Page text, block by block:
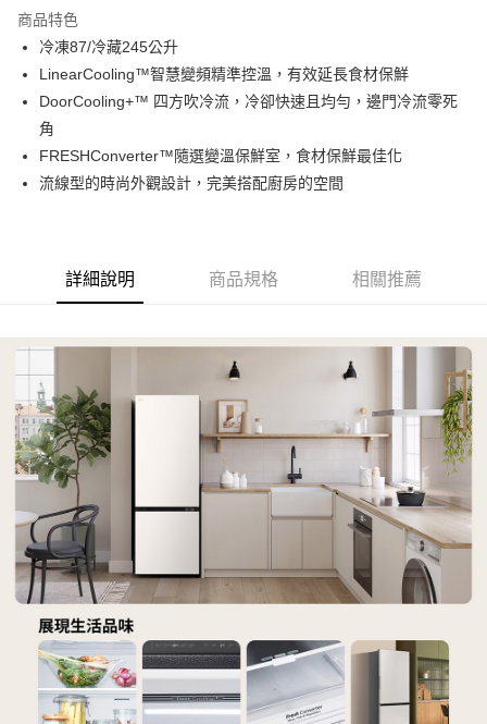
合作金庫商業銀行
華南商業銀行
上海商業儲蓄銀行
台北富邦商業銀行
國泰世華商業銀行
兆豐國際商業銀行
臺灣中小企業銀行
華泰商業銀行
遠東國際商業銀行
元大商業銀行
永豐商業銀行
6 期 0 利率 每期
彰化商業銀行
上海商業儲蓄銀行
台北富邦商業銀行
國泰世華商業銀行
臺灣中小企業銀行
台中商業銀行
匯豐（台灣）商業銀行
華泰商業銀行
台新國際商業銀行
中國信託商業銀行
台灣樂天信用卡公司
LINE Pay
Apple Pay
悠遊付
Google Pay
AFTEE先享後付
AFTEE先享後付是「在收到商品之後才付款」的支付方式。 讓您購物簡單
１．簡單：不需註冊會員、不需綁卡、不需儲值。
２．便利：只要手機號碼，簡訊認證，即可結帳。
３．安心：先確認商品／服務後，再付款。
【「AFTEE先享後付」結帳流程】
１．於結帳方式選擇「AFTEE先享後付」後，將跳轉至「AFTEE先享後付」
結帳頁面，進行簡訊認證並確認金額後，即可完成結帳。
２．訂單成立數日內，您將收到繳費通知簡訊。
３．收到繳費通知簡訊後14天內，點擊此簡訊中的連結，可透過四大超商／
ATM／網路銀行／等多元方式進行付款，方視為交易完成。
※ 請注意：結帳手續完成當下不需立刻繳費，但若您需要取消訂單，請聯絡
購買商品的店家。未經商家同意取消之訂單仍視為有效，需透過AFTEE先享
後付繳納相關費用。
※ 交易是否成功請以「AFTEE先享後付 」之結帳頁面顯示為準，若有關於
是否繳費成功／繳費後需取消欲退款等相關疑問，請聯繫「AFTEE先享後付
客戶支援中心」https://netprotections.freshdesk.com/support/home
【注意事項】
ATM付款
運送方式
宅配
每筆NT$100，滿NT$490(含以上)免運費
每筆NT$200
商品特色
冷凍87/冷藏245公升
LinearCooling™智慧變頻精準控溫，有效延長食材保鮮
DoorCooling+™ 四方吹冷流，冷卻快速且均勻，邊門冷流零死
角
FRESHConverter™隨選變溫保鮮室，食材保鮮最佳化
流線型的時尚外觀設計，完美搭配廚房的空間
詳細說明 商品規格 相關推薦